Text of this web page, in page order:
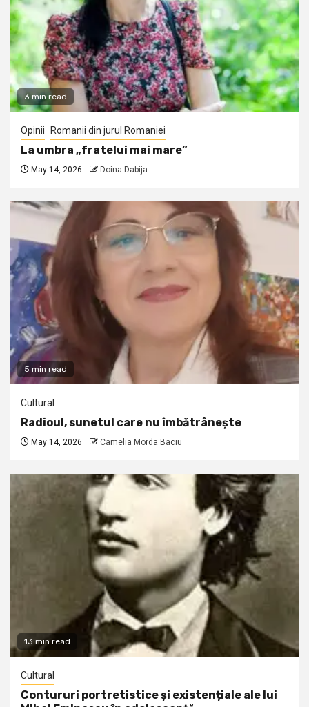
3 min read
Opinii Romanii din jurul Romaniei
La umbra „fratelui mai mare”
May 14, 2026 Doina Dabija
5 min read
Cultural
Radioul, sunetul care nu îmbătrânește
May 14, 2026 Camelia Morda Baciu
13 min read
Cultural
Contururi portretistice și existențiale ale lui